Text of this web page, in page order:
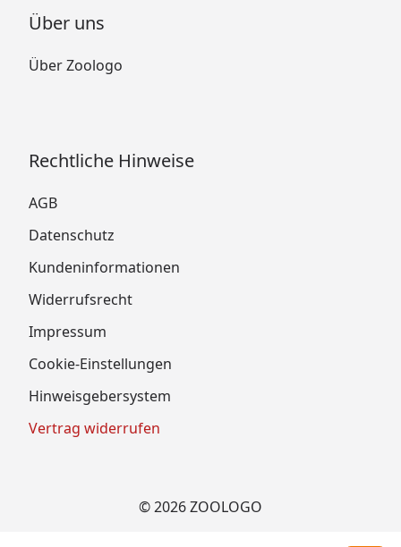
Über uns
Über Zoologo
Rechtliche Hinweise
AGB
Datenschutz
Kundeninformationen
Widerrufsrecht
Impressum
Cookie-Einstellungen
Hinweisgebersystem
Vertrag widerrufen
© 2026 ZOOLOGO